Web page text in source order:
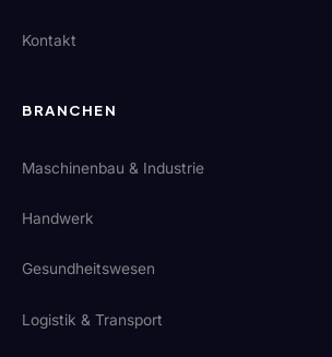
Kontakt
BRANCHEN
Maschinenbau & Industrie
Handwerk
Gesundheitswesen
Logistik & Transport